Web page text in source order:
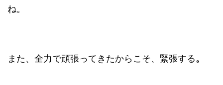
ね。
また、全力で頑張ってきたからこそ、緊張する。